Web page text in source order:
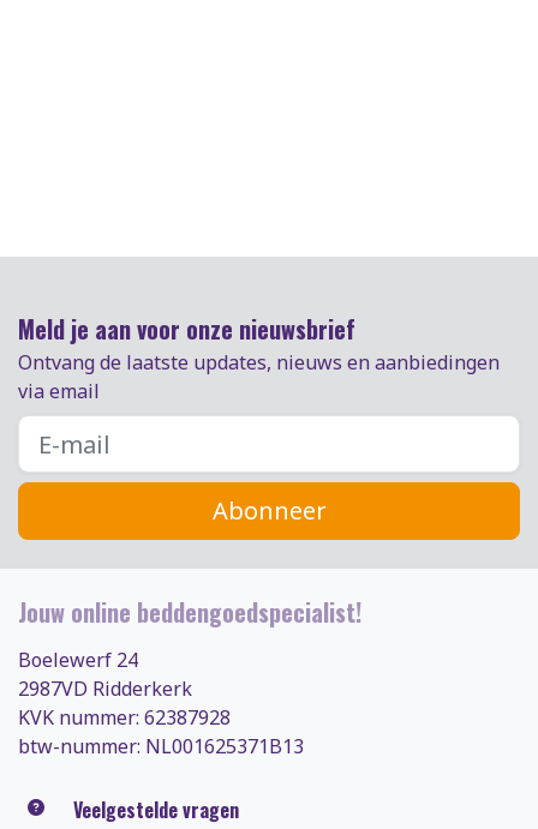
Meld je aan voor onze nieuwsbrief
Ontvang de laatste updates, nieuws en aanbiedingen
via email
Abonneer
Jouw online beddengoedspecialist!
Boelewerf 24
2987VD Ridderkerk
KVK nummer: 62387928
btw-nummer: NL001625371B13
Veelgestelde vragen